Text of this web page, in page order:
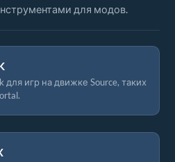
для модов.
для игр на движке Source, таких